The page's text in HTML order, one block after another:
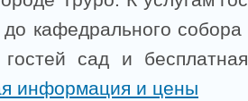
кафедрального собора
сад и
информация и цены